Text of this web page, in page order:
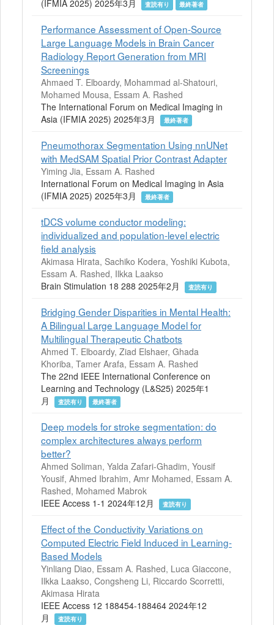
(IFMIA 2025) 2025年3月 査読有り 最終著者
Performance Assessment of Open-Source
Large Language Models in Brain Cancer
Radiology Report Generation from MRI
Screenings
Ahmaed T. Elboardy, Mohammad al-Shatouri,
Mohamed Mousa, Essam A. Rashed
The International Forum on Medical Imaging in
Asia (IFMIA 2025) 2025年3月
最終著者
Pneumothorax Segmentation Using nnUNet
with MedSAM Spatial Prior Contrast Adapter
Yiming Jia, Essam A. Rashed
International Forum on Medical Imaging in Asia
(IFMIA 2025) 2025年3月
最終著者
tDCS volume conductor modeling:
individualized and population-level electric
field analysis
Akimasa Hirata, Sachiko Kodera, Yoshiki Kubota,
Essam A. Rashed, Ilkka Laakso
Brain Stimulation 18 288 2025年2月
査読有り
Bridging Gender Disparities in Mental Health:
A Bilingual Large Language Model for
Multilingual Therapeutic Chatbots
Ahmed T. Elboardy, Ziad Elshaer, Ghada
Khoriba, Tamer Arafa, Essam A. Rashed
The 22nd IEEE International Conference on
Learning and Technology (L&S25) 2025年1
月
査読有り 最終著者
Deep models for stroke segmentation: do
complex architectures always perform
better?
Ahmed Soliman, Yalda Zafari-Ghadim, Yousif
Yousif, Ahmed Ibrahim, Amr Mohamed, Essam A.
Rashed, Mohamed Mabrok
IEEE Access 1-1 2024年12月
査読有り
Effect of the Conductivity Variations on
Computed Electric Field Induced in Learning-
Based Models
Yinliang Diao, Essam A. Rashed, Luca Giaccone,
Ilkka Laakso, Congsheng Li, Riccardo Scorretti,
Akimasa Hirata
IEEE Access 12 188454-188464 2024年12
月
査読有り